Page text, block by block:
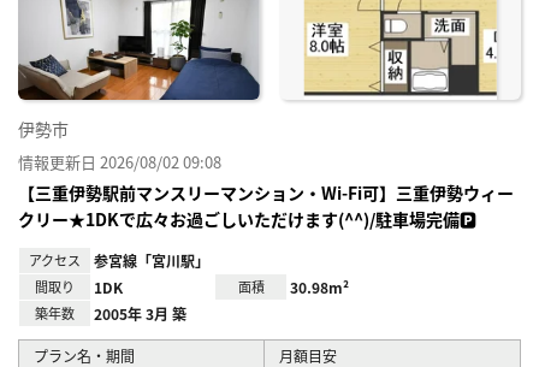
伊勢市
情報更新日 2026/08/02 09:08
【三重伊勢駅前マンスリーマンション・Wi-Fi可】三重伊勢ウィー
クリー★1DKで広々お過ごしいただけます(^^)/駐車場完備🅿
アクセス 参宮線「宮川駅」
間取り 1DK 面積 30.98m²
築年数 2005年 3月 築
プラン名・期間 月額目安